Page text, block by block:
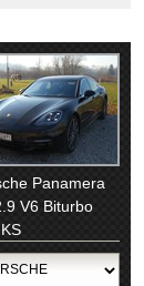
Panamera
V6 Biturbo